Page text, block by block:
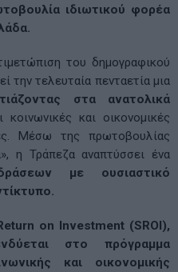
ιδιωτικού φορέα
του δημογραφικού
την τελευταία πενταετία μια
στα ανατολικά
και οικονομικές
Μέσω της πρωτοβουλίας
η Τράπεζα αναπτύσσει ένα
με ουσιαστικό
on Investment (SROI),
στο πρόγραμμα
και οικονομικής